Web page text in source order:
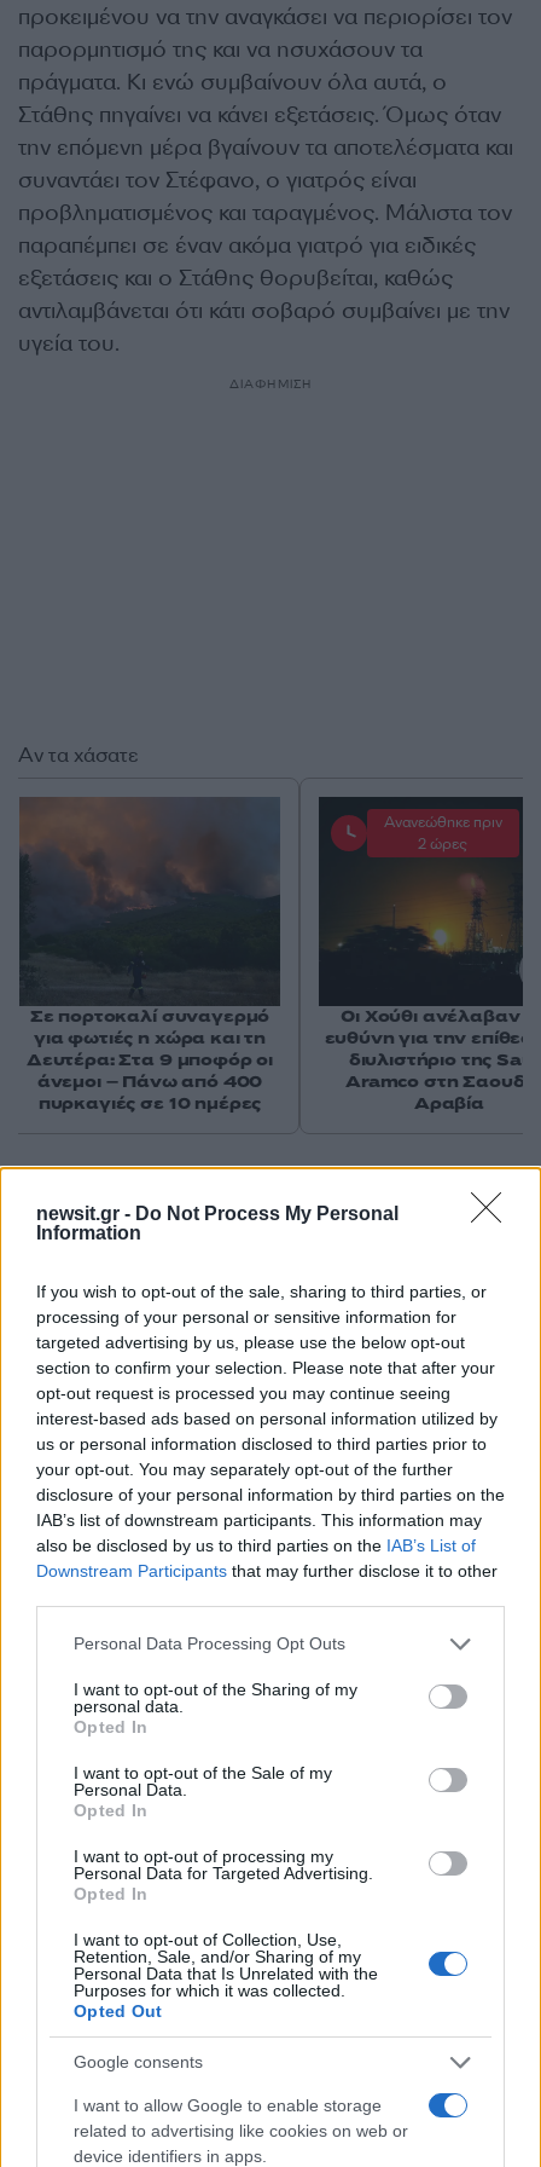
newsit.gr - Do Not Process My Personal
Information
If you wish to opt-out of the sale, sharing to third parties, or
processing of your personal or sensitive information for
targeted advertising by us, please use the below opt-out
section to confirm your selection. Please note that after your
opt-out request is processed you may continue seeing
interest-based ads based on personal information utilized by
us or personal information disclosed to third parties prior to
your opt-out. You may separately opt-out of the further
disclosure of your personal information by third parties on the
IAB’s list of downstream participants. This information may
also be disclosed by us to third parties on the IAB’s List of
Downstream Participants that may further disclose it to other
Please note that this website/app uses one or more Google
not limited to your visit or usage behaviour. You may click to
grant or deny consent to Google and its third-party tags to
use your data for below specified purposes in below Google
consent section.
Personal Data Processing Opt Outs
I want to opt-out of the Sharing of my
personal data.
Opted In
I want to opt-out of the Sale of my
Personal Data.
Opted In
I want to opt-out of processing my
Personal Data for Targeted Advertising.
Opted In
I want to opt-out of Collection, Use,
Retention, Sale, and/or Sharing of my
Personal Data that Is Unrelated with the
Purposes for which it was collected.
Opted Out
Google consents
I want to allow Google to enable storage
related to advertising like cookies on web or
device identifiers in apps.
προκειμένου να την αναγκάσει να περιορίσει τον
παρορμητισμό της και να ησυχάσουν τα
πράγματα. Κι ενώ συμβαίνουν όλα αυτά, ο
Στάθης πηγαίνει να κάνει εξετάσεις. Όμως όταν
την επόμενη μέρα βγαίνουν τα αποτελέσματα και
συναντάει τον Στέφανο, ο γιατρός είναι
προβληματισμένος και ταραγμένος. Μάλιστα τον
παραπέμπει σε έναν ακόμα γιατρό για ειδικές
εξετάσεις και ο Στάθης θορυβείται, καθώς
αντιλαμβάνεται ότι κάτι σοβαρό συμβαίνει με την
υγεία του.
ΔΙΑΦΗΜΙΣΗ
Σχόλια
Σχολίασε εδώ
50 /50
2000 /2000
Υποβολή σχολίου
Όροι Χρήσης. Το site προστατεύεται από reCAPTCHA, ισχύουν
Media
Share:
ενημερωθείτε πρώτοι για όλη την ειδησεογραφία και τα
τελευταία νέατης ημέρας
Αν τα χάσατε
Σε πορτοκαλί συναγερμό
για φωτιές η χώρα και τη
Δευτέρα: Στα 9 μποφόρ οι
άνεμοι – Πάνω από 400
πυρκαγιές σε 10 ημέρες
Ανανεώθηκε πριν
2 ώρες
Οι Χούθι ανέλαβαν
ευθύνη για την
διυλιστήριο της
Aramco στη
Αραβία
Πιο δημοφιλή
Κωνσταντίνος Αργυρός και Αλεξάνδρα
Νίκα κάνουν διακοπές με πολυτελές γιοτ
με τα δύο παιδιά τους